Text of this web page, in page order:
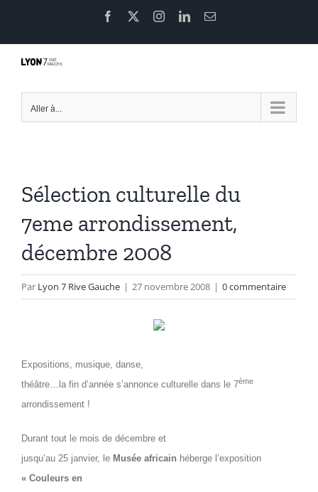
contenu
Facebook InstagramLinkedInEmail
Aller à...
Sélection culturelle du
7eme arrondissement,
décembre 2008
Par Lyon 7 Rive Gauche | 27 novembre 2008 | 0 commentaire
Expositions, musique, danse,
théâtre…la fin d’année s’annonce culturelle dans le 7ème
arrondissement !
Durant tout le mois de décembre et
jusqu’au 25 janvier, le Musée africain héberge l’exposition
« Couleurs en